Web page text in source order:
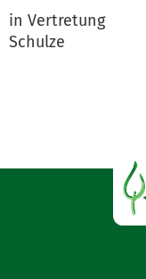
in Vertretung
Schulze